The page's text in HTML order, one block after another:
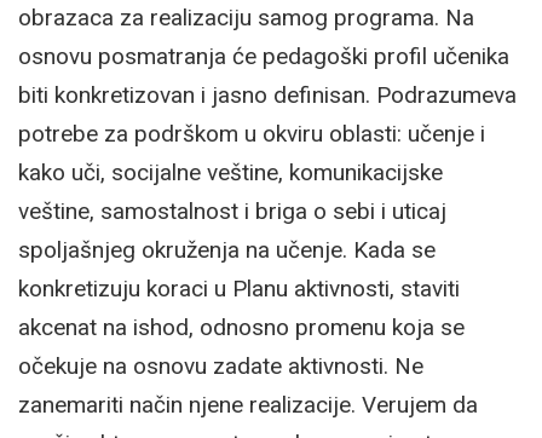
obrazaca za realizaciju samog programa. Na
osnovu posmatranja će pedagoški profil učenika
biti konkretizovan i jasno definisan. Podrazumeva
potrebe za podrškom u okviru oblasti: učenje i
kako uči, socijalne veštine, komunikacijske
veštine, samostalnost i briga o sebi i uticaj
spoljašnjeg okruženja na učenje. Kada se
konkretizuju koraci u Planu aktivnosti, staviti
akcenat na ishod, odnosno promenu koja se
očekuje na osnovu zadate aktivnosti. Ne
zanemariti način njene realizacije. Verujem da